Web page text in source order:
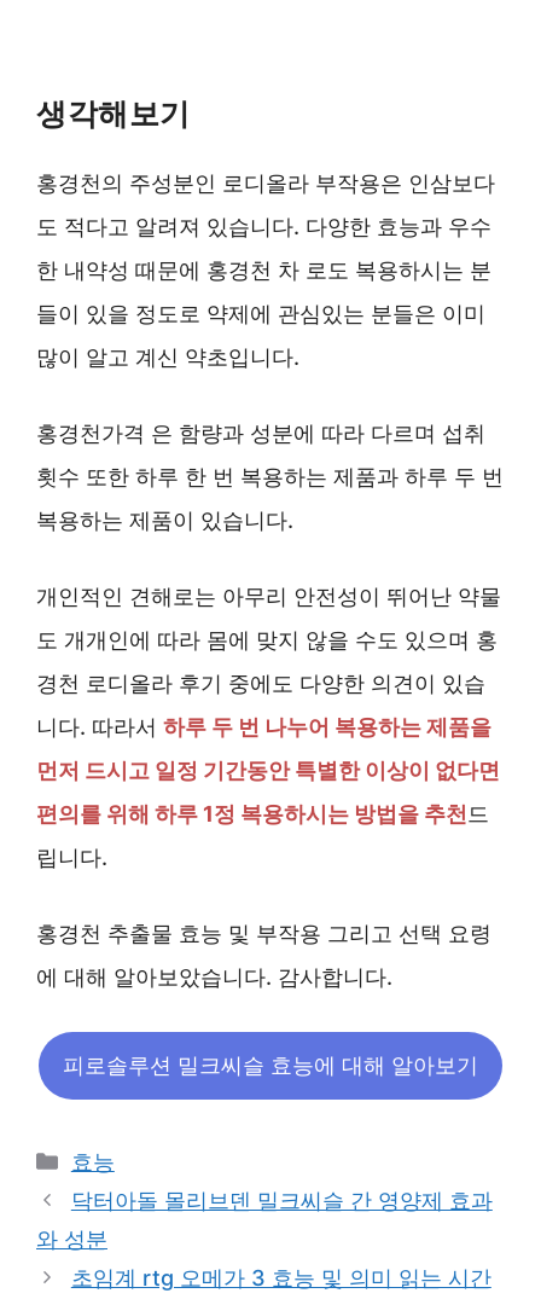
생각해보기
홍경천의 주성분인 로디올라 부작용은 인삼보다
도 적다고 알려져 있습니다. 다양한 효능과 우수
한 내약성 때문에 홍경천 차 로도 복용하시는 분
들이 있을 정도로 약제에 관심있는 분들은 이미
많이 알고 계신 약초입니다.
홍경천가격 은 함량과 성분에 따라 다르며 섭취
횟수 또한 하루 한 번 복용하는 제품과 하루 두 번
복용하는 제품이 있습니다.
개인적인 견해로는 아무리 안전성이 뛰어난 약물
도 개개인에 따라 몸에 맞지 않을 수도 있으며 홍
경천 로디올라 후기 중에도 다양한 의견이 있습
니다. 따라서 하루 두 번 나누어 복용하는 제품을
먼저 드시고 일정 기간동안 특별한 이상이 없다면
편의를 위해 하루 1정 복용하시는 방법을 추천 드
립니다.
홍경천 추출물 효능 및 부작용 그리고 선택 요령
에 대해 알아보았습니다. 감사합니다.
피로솔루션 밀크씨슬 효능에 대해 알아보기
Categories
효능
닥터아돌 몰리브덴 밀크씨슬 간 영양제 효과
와 성분
초임계 rtg 오메가 3 효능 및 의미 읽는 시간